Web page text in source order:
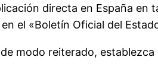
directa en España en
el «Boletín Oficial del
modo reiterado, establezca